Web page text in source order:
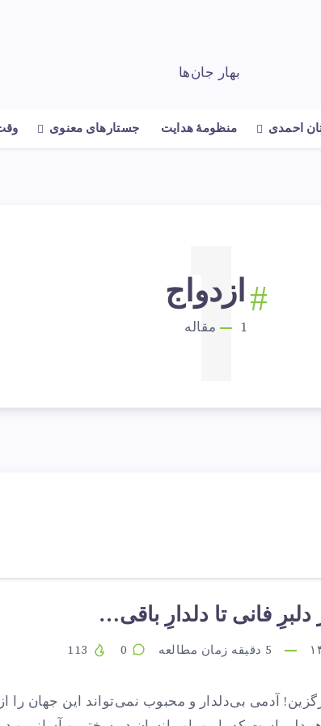
احمدی منظومهٔ هدایت جستارهای معنوی
ازدواج
1 مقاله
1
دلبرِ فانی تا دلدارِ باقی…
5 دقیقه زمان مطالعه 0
آدمی بی‌دلدار و محبوب نمی‌تواند این جهان را